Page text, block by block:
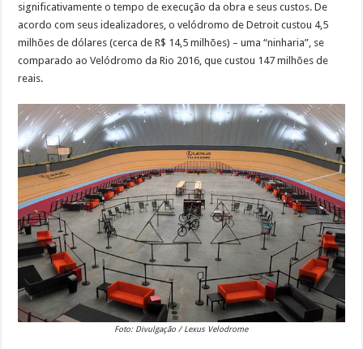
significativamente o tempo de execução da obra e seus custos. De
acordo com seus idealizadores, o velódromo de Detroit custou 4,5
milhões de dólares (cerca de R$ 14,5 milhões) – uma “ninharia”, se
comparado ao Velódromo da Rio 2016, que custou 147 milhões de
reais.
Foto: Divulgação / Lexus Velodrome